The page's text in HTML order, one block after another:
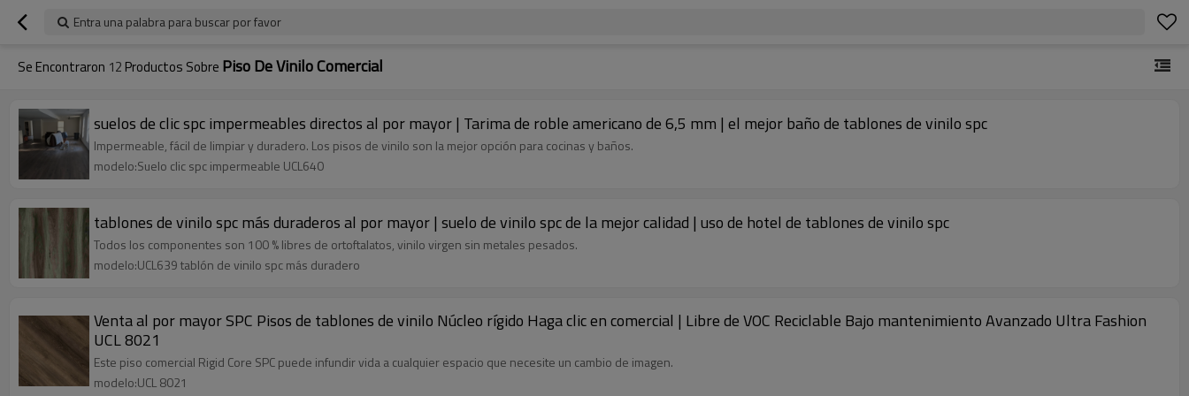
Entra una palabra para buscar por favor
Se Encontraron 12 Productos Sobre Piso De Vinilo Comercial
suelos de clic spc impermeables directos al por mayor | Tarima de roble americano de 6,5 mm | el mejor baño de tablones de vinilo spc
Impermeable, fácil de limpiar y duradero. Los pisos de vinilo son la mejor opción para cocinas y baños.
modelo:Suelo clic spc impermeable UCL640
tablones de vinilo spc más duraderos al por mayor | suelo de vinilo spc de la mejor calidad | uso de hotel de tablones de vinilo spc
Todos los componentes son 100 % libres de ortoftalatos, vinilo virgen sin metales pesados.
modelo:UCL639 tablón de vinilo spc más duradero
Venta al por mayor SPC Pisos de tablones de vinilo Núcleo rígido Haga clic en comercial | Libre de VOC Reciclable Bajo mantenimiento Avanzado Ultra Fashion
UCL 8021
Este piso comercial Rigid Core SPC puede infundir vida a cualquier espacio que necesite un cambio de imagen.
modelo:UCL 8021